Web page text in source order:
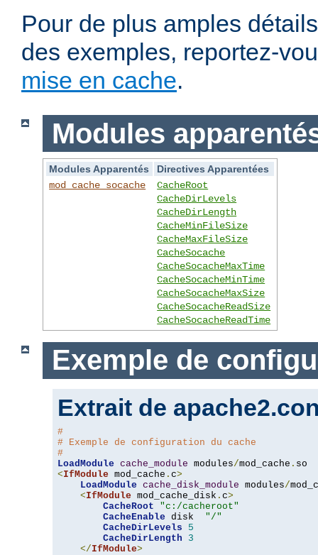
Pour de plus amples
des exemples, reportez-
mise en cache.
Modules
Modules Apparentés
Directives Apparentées
mod_cache_socache
CacheRoot
CacheDirLevels
CacheDirLength
CacheMinFileSize
CacheMaxFileSize
CacheSocache
CacheSocacheMaxTime
CacheSocacheMinTime
CacheSocacheMaxSize
CacheSocacheReadSize
CacheSocacheReadTime
Exemple de
Extrait de
#
# Exemple de configuration du cache
#
LoadModule cache_module modules/mod_cache .
<IfModule mod_cache . c>
LoadModule cache_disk_module modules/
<IfModule mod_cache_disk . c>
CacheRoot
"c:/cacheroot"
CacheEnable disk "/"
CacheDirLevels
5
CacheDirLength
3
</IfModule>